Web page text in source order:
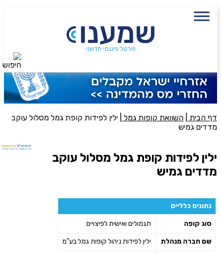
פורטל פיננסי חדשני
דף הבית השוואת קופות גמל
ילין לפידות קופת גמל מסלול עוקב
מדדים גמיש
ילין לפידות קופת גמל מסלול עוקב
מדדים גמיש
נתונים כלליים
סוג קופה תגמולים ואישית לפיצויים
שם חברה מנהלת ילין לפידות ניהול קופות גמל בע"מ
פעולה נדרשת
היכן מנוהל החיסכון?
סכום חיסכון בקרן
מאשר כי פרטיי ישמשו לקבלת פניות והצעות שיווקיות למוצרים
פנסיוניים\ביטוח באמצעות טלפון, מייל או SMS מאיתנו או צד שלישי
שליחה
חיפוש